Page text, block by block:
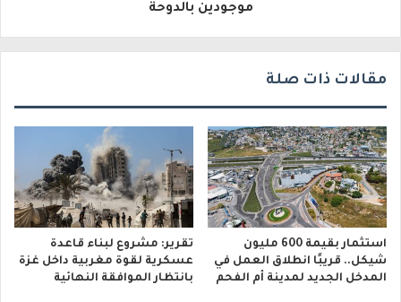
موجودين بالدوحة
مقالات ذات صلة
استثمار بقيمة 600 مليون
شيكل.. قريبًا انطلاق العمل في
المدخل الجديد لمدينة أم الفحم
تقرير: مشروع لبناء قاعدة
عسكرية لقوة مغربية داخل غزة
بانتظار الموافقة النهائية